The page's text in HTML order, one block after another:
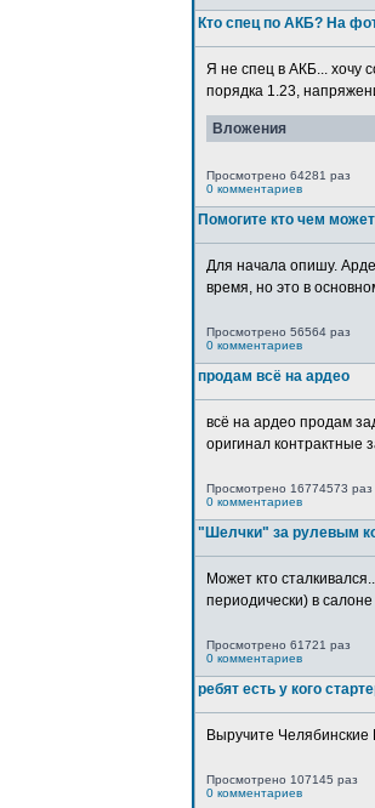
Кто спец по АКБ? На
Я не спец в АКБ... хочу
порядка 1.23,
Вложения
Просмотрено 64281 раз
0 комментариев
Помогите кто чем может
Для начала опишу.
время, но это в
Просмотрено 56564 раз
0 комментариев
продам всё на ардео
всё на ардео продам
оригинал контрактные
Просмотрено 16774573 раз
0 комментариев
"Шелчки" за рулевым
Может кто
периодически) в
Просмотрено 61721 раз
0 комментариев
ребят есть у кого
Выручите
Просмотрено 107145 раз
0 комментариев